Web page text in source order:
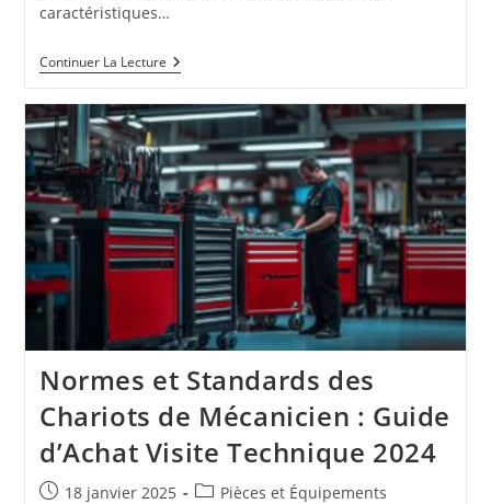
caractéristiques…
Continuer La Lecture3
Points
Pour
Bien
Choisir
Votre
Huile
De
Moteur
Et
Préserver
La
Durée
Vie
De
GASGAS
Normes et Standards des
Chariots de Mécanicien : Guide
d’Achat Visite Technique 2024
Publication
18 janvier 2025
PostPièces et Équipements